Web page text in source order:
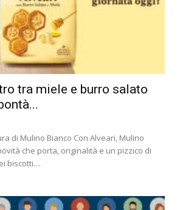
tra miele e burro salato
di Mulino Bianco Con Alveari, Mulino
che porta, originalità e un pizzico di
biscotti....